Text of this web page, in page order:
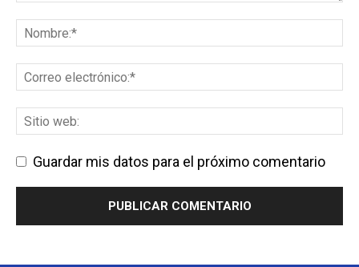
Guardar mis datos para el próximo comentario